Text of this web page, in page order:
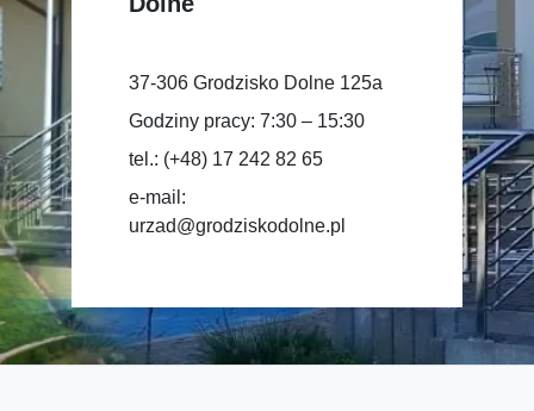
37-306 Grodzisko Dolne 125a
Godziny pracy: 7:30 – 15:30
tel.: (+48) 17 242 82 65
e-mail:
urzad@grodziskodolne.pl